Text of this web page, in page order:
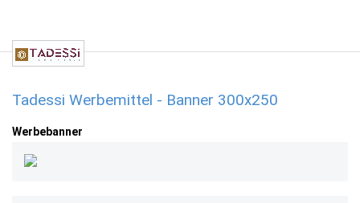
Tadessi Werbemittel - Banner 300x250
Werbebanner